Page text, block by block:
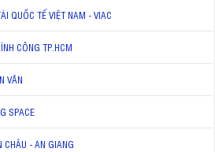
QUỐC TẾ VIỆT NAM - VIAC
CÔNG TP.HCM
VĂN
SPACE
CHÂU - AN GIANG